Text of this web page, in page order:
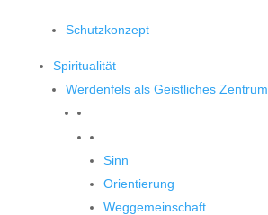
Schutzkonzept
Spiritualität
Werdenfels als Geistliches Zentrum
Sinn
Orientierung
Weggemeinschaft